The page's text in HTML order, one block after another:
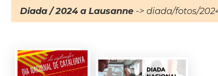
Diada / 2024 a Lausanne -> diada/fotos/